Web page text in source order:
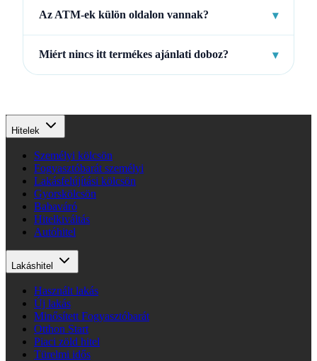
Az ATM-ek külön oldalon vannak? ▾
Miért nincs itt termékes ajánlati doboz? ▾
Hitelek
Személyi kölcsön
Fogyasztóbarát személyi
Lakásfelújítási kölcsön
Gyorskölcsön
Babaváró
Hitelkiváltás
Autóhitel
Lakáshitel
Használt lakás
Új lakás
Minősített Fogyasztóbarát
Otthon Start
Piaci zöld hitel
Türelmi idős